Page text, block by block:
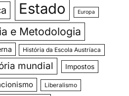
Estado Europa
e Metodologia
História da Escola Austríaca
mundial Impostos
Liberalismo